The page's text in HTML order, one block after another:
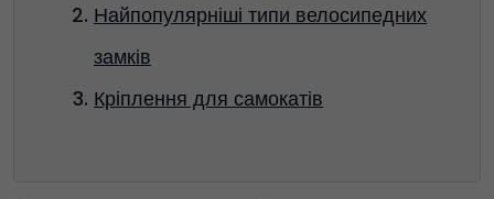
Найпопулярніші типи велосипедних
замків
Кріплення для самокатів